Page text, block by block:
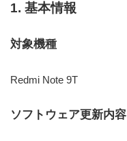
1. 基本情報
対象機種
Redmi Note 9T
ソフトウェア更新内容